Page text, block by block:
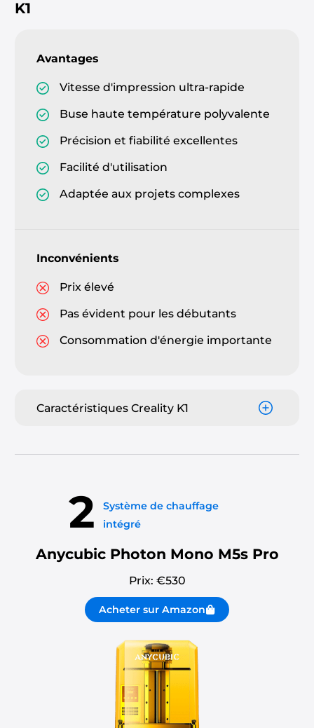
K1
Avantages
Vitesse d'impression ultra-rapide
Buse haute température polyvalente
Précision et fiabilité excellentes
Facilité d'utilisation
Adaptée aux projets complexes
Inconvénients
Prix élevé
Pas évident pour les débutants
Consommation d'énergie importante
Caractéristiques Creality K1
2
Système de chauffage
intégré
Anycubic Photon Mono M5s Pro
Prix: €530
Acheter sur Amazon